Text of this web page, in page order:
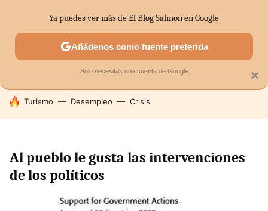
SECTORES ECONOMÍA DOMÉSTICA MERCADOS
HOY SE HABLA DE
Turismo Desempleo Crisis
Al pueblo le gusta las intervenciones
de los políticos
×
Ya puedes ver más de El Blog Salmon en Google
Añádenos como fuente preferida
Solo necesitas una cuenta de Google